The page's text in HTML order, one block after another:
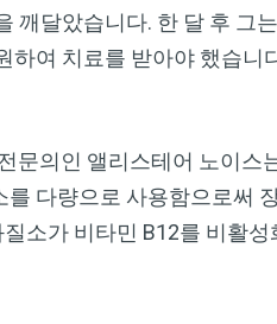
깨달았습니다. 한 달 후 그
하여 치료를 받아야 했습
문의인 앨리스테어 노이스
다량으로 사용함으로써
소가 비타민 B12를 비활